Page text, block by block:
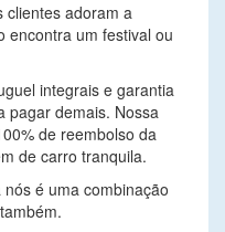
clientes adoram a
encontra um festival ou
integrais e garantia
pagar demais. Nossa
de reembolso da
de carro tranquila.
é uma combinação